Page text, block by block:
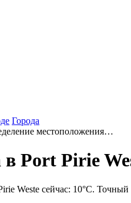
Города
местоположения…
в Port Pirie
Westе сейчас: 10°C.